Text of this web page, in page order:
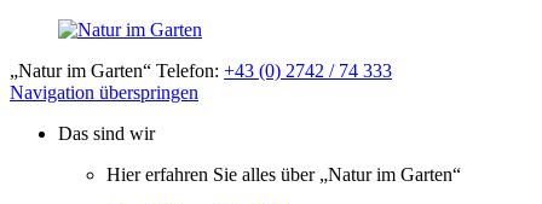
„Natur im Garten“ Telefon: +43 (0) 2742 / 74 333
Navigation überspringen
Das sind wir
Hier erfahren Sie alles über „Natur im Garten“